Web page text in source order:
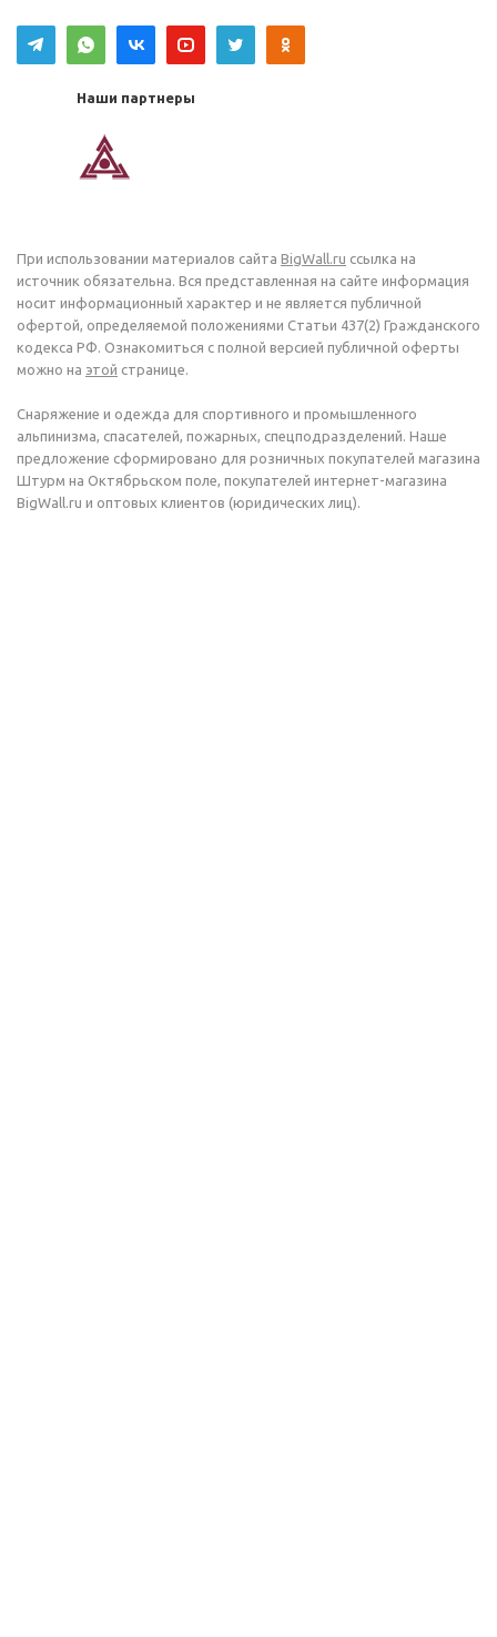
Наши партнеры
При использовании материалов сайта BigWall.ru ссылка на
источник обязательна. Вся представленная на сайте информация
носит информационный характер и не является публичной
офертой, определяемой положениями Статьи 437(2) Гражданского
кодекса РФ. Ознакомиться с полной версией публичной оферты
можно на этой странице.
Снаряжение и одежда для спортивного и промышленного
альпинизма, спасателей, пожарных, спецподразделений. Наше
предложение сформировано для розничных покупателей магазина
Штурм на Октябрьском поле, покупателей интернет-магазина
BigWall.ru и оптовых клиентов (юридических лиц).